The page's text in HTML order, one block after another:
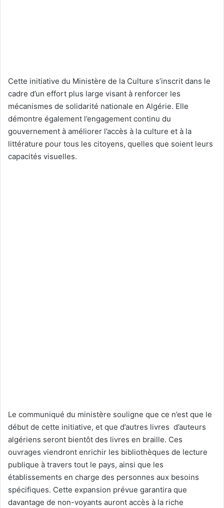
Cette initiative du Ministère de la Culture s’inscrit dans le
cadre d’un effort plus large visant à renforcer les
mécanismes de solidarité nationale en Algérie. Elle
démontre également l’engagement continu du
gouvernement à améliorer l’accès à la culture et à la
littérature pour tous les citoyens, quelles que soient leurs
capacités visuelles.
Le communiqué du ministère souligne que ce n’est que le
début de cette initiative, et que d’autres livres d’auteurs
algériens seront bientôt des livres en braille. Ces
ouvrages viendront enrichir les bibliothèques de lecture
publique à travers tout le pays, ainsi que les
établissements en charge des personnes aux besoins
spécifiques. Cette expansion prévue garantira que
davantage de non-voyants auront accès à la riche